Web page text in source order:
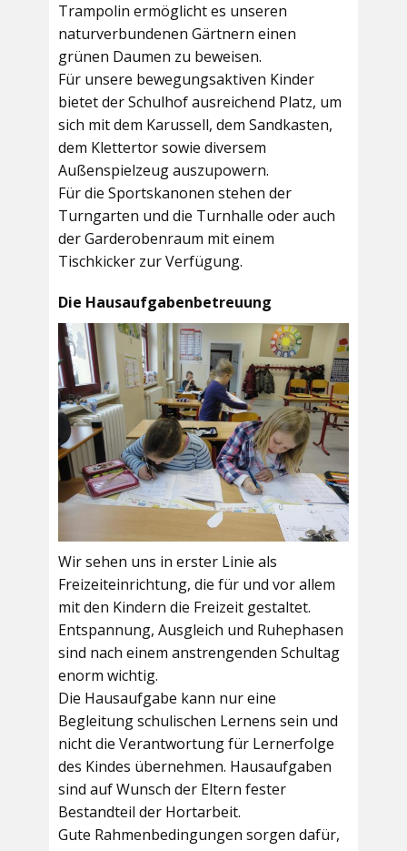
Trampolin ermöglicht es unseren
naturverbundenen Gärtnern einen
grünen Daumen zu beweisen.
Für unsere bewegungsaktiven Kinder
bietet derSchulhofausreichend Platz, um
sich mit dem Karussell, dem Sandkasten,
dem Klettertor sowie diversem
Außenspielzeug auszupowern.
Für die Sportskanonen stehen der
Turngarten und die Turnhalle oder auch
derGarderobenraum mit einem
Tischkicker zur Verfügung.
Die Hausaufgabenbetreuung
Wir sehen uns in erster Linie als
Freizeiteinrichtung, die für und vor allem
mit den Kindern die Freizeit gestaltet.
Entspannung, Ausgleich und Ruhephasen
sind nach einem anstrengenden Schultag
enorm wichtig.
Die Hausaufgabe kann nur eine
Begleitung schulischen Lernens sein und
nicht die Verantwortung für Lernerfolge
des Kindes übernehmen. Hausaufgaben
sind auf Wunsch der Eltern fester
Bestandteil der Hortarbeit.
Gute Rahmenbedingungen sorgen dafür,